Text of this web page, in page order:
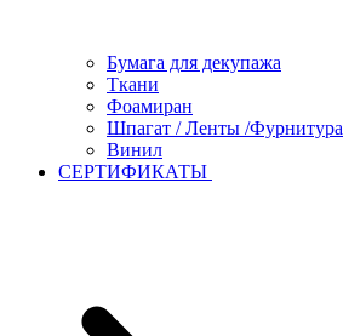
Бумага для декупажа
Ткани
Фоамиран
Шпагат / Ленты /Фурнитура
Винил
СЕРТИФИКАТЫ